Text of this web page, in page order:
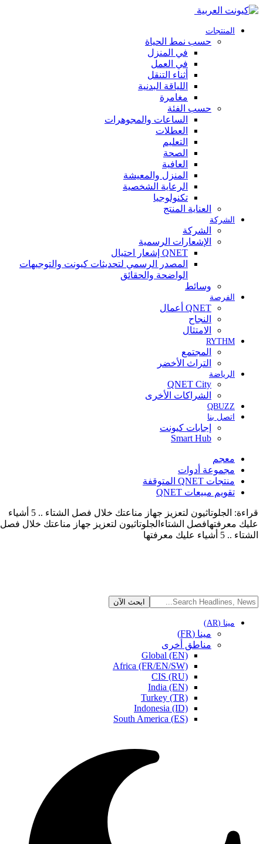
المنتجات
حسب نمط الحياة
في المنزل
في العمل
أثناء التنقل
اللياقة البدنية
مغامرة
حسب الفئة
الساعات والمجوهرات
العطلات
التعليم
الصحة
العافية
المنزل والمعيشة
الرعاية الشخصية
تكنولوجيا
العناية المنتج
الشركة
الشركة
الإشعارات الرسمية
QNET إشعار احتيال
المصدر الرسمي لتحديثات كيونت والتوجيهات
الواضحة والحقائق
وسائط
الفرصة
QNET أعمال
النجاح
الامتثال
RYTHM
المجتمع
التراث الأخضر
الرياضة
QNET City
الشراكات الأخرى
QBUZZ
اتصل بنا
إجابات كيونت
Smart Hub
معجم
مجموعة أدوات
منتجات QNET المتوقفة
تقويم مبيعات QNET
قراءة:
الجلوتاثيون لتعزيز جهاز مناعتك خلال فصل الشتاء .. 5 أشياء
عليك معرفتهافصل الشتاءالجلوتاثيون لتعزيز جهاز مناعتك خلال فصل
الشتاء .. 5 أشياء عليك معرفتها
مينا (AR)
مينا (FR)
مناطق أخرى
Global (EN)
Africa (FR/EN/SW)
CIS (RU)
India (EN)
Turkey (TR)
Indonesia (ID)
South America (ES)